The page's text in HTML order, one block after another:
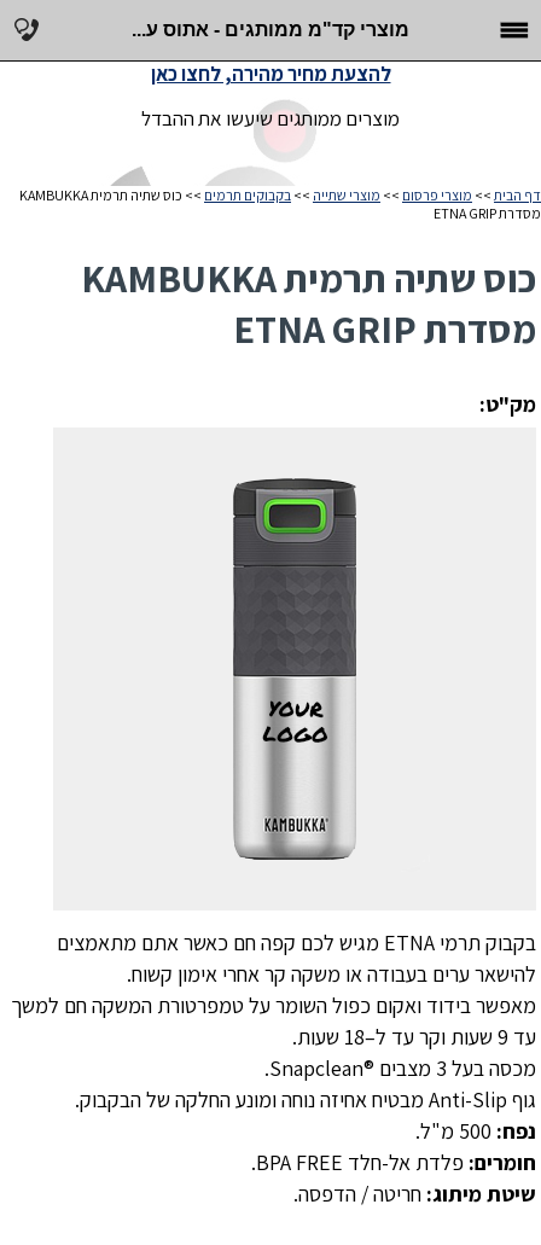
מוצרי קד"מ ממותגים - אתוס ע...
מוצרים ממותגים שיעשו את ההבדל
להצעת מחיר מהירה, לחצו כאן
דף הבית >> מוצרי פרסום >> מוצרי שתייה >> בקבוקים תרמים
>> כוס שתיה תרמית KAMBUKKA
מסדרת ETNA GRIP
כוס שתיה תרמית KAMBUKKA
מסדרת ETNA GRIP
מק"ט:
בקבוק תרמי ETNA מגיש לכם קפה חם כאשר אתם מתאמצים
להישאר ערים בעבודה או משקה קר אחרי אימון קשוח.
מאפשר בידוד ואקום כפול השומר על טמפרטורת המשקה חם למשך
עד 9 שעות וקר עד ל–18 שעות.
מכסה בעל 3 מצבים ®Snapclean.
גוף Anti-Slip מבטיח אחיזה נוחה ומונע החלקה של הבקבוק.
נפח:
חומרים: פלדת אל-חלד BPA FREE.
שיטת מיתוג: חריטה / הדפסה.